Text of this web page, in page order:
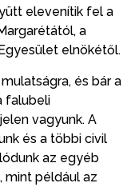
elevenítik fel a
a
elnökétől.
és bár a
falubeli
vagyunk. A
és a többi civil
az egyéb
mint például az